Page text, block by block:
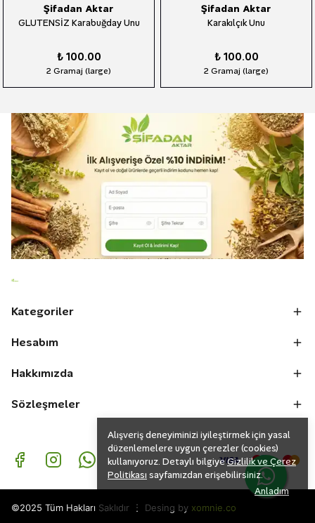
Alışveriş deneyiminizi iyileştirmek için yasal
düzenlemelere uygun çerezler (cookies)
kullanıyoruz. Detaylı bilgiyeGizlilik ve Çerez
Politikası sayfamızdan erişebilirsiniz.
Anladım
Şifadan Aktar
GLUTENSİZ Karabuğday Unu
₺ 100.00
2 Gramaj (large)
Şifadan Aktar
Karakılçık Unu
₺ 100.00
2 Gramaj (large)
Kategoriler
Hesabım
Hakkımızda
Sözleşmeler
©2025 Tüm Hakları Saklıdır ⋮ Desing by xomnie.co